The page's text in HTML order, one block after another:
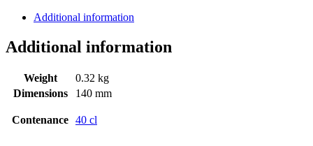
Additional information
Additional information
Weight
0.32 kg
Dimensions
140 mm
Contenance 40 cl